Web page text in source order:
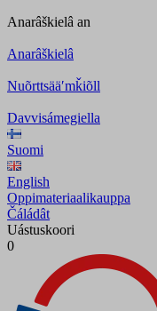
Anarâškielâ an
Anarâškielâ
Nuõrttsääʹmǩiõll
Davvisámegiella
Suomi
English
Oppimateriaalikauppa
Čáládât
Uástuskoori
0